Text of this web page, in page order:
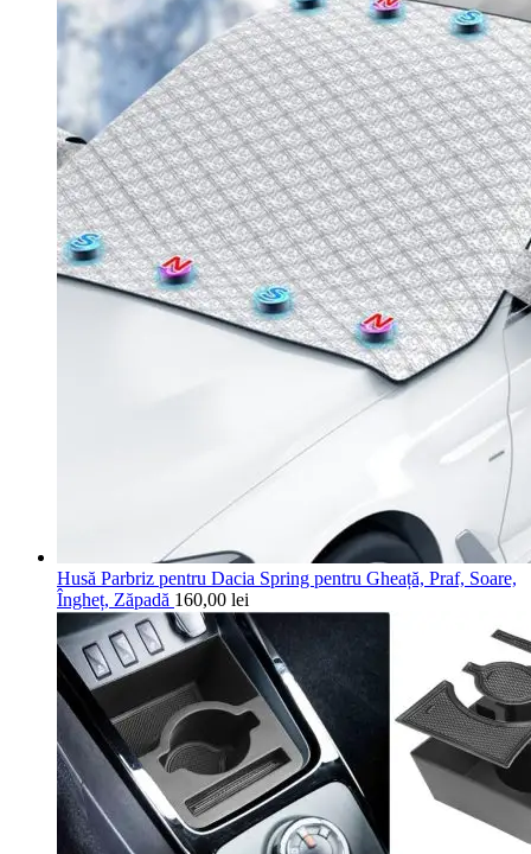
Husă Parbriz pentru Dacia Spring pentru Gheață, Praf, Soare,
Îngheț, Zăpadă 160,00 lei